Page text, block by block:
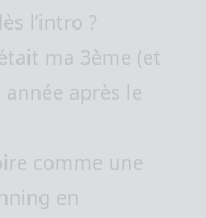
l’intro ?
ma 3ème (et
après le
comme une
en